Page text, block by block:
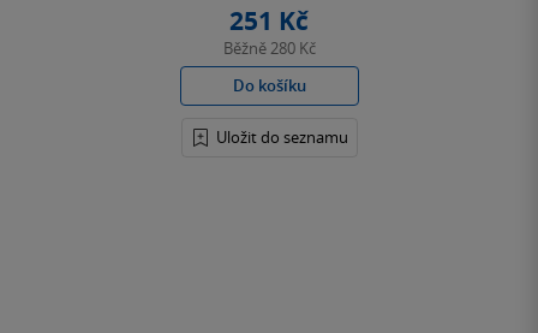
251 Kč
Běžně280 Kč
Do košíku
Uložit do seznamu